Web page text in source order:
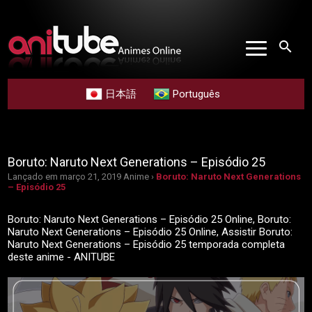
search
日本語 Português
Boruto: Naruto Next Generations – Episódio 25
Lançado em março 21, 2019 Anime › Boruto: Naruto Next Generations
– Episódio 25
Boruto: Naruto Next Generations – Episódio 25 Online, Boruto:
Naruto Next Generations – Episódio 25 Online, Assistir Boruto:
Naruto Next Generations – Episódio 25 temporada completa
deste anime - ANITUBE